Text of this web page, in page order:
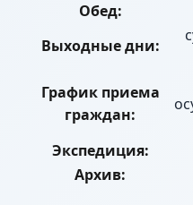
Обед:
Выходные дни:
График приема
граждан:
Экспедиция:
Архив: